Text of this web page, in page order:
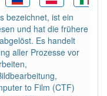
: 1
aber mit einem
bezeichnet, ist ein
und hat die frühere
Es handelt
aller Prozesse vor
to Film (CTF)